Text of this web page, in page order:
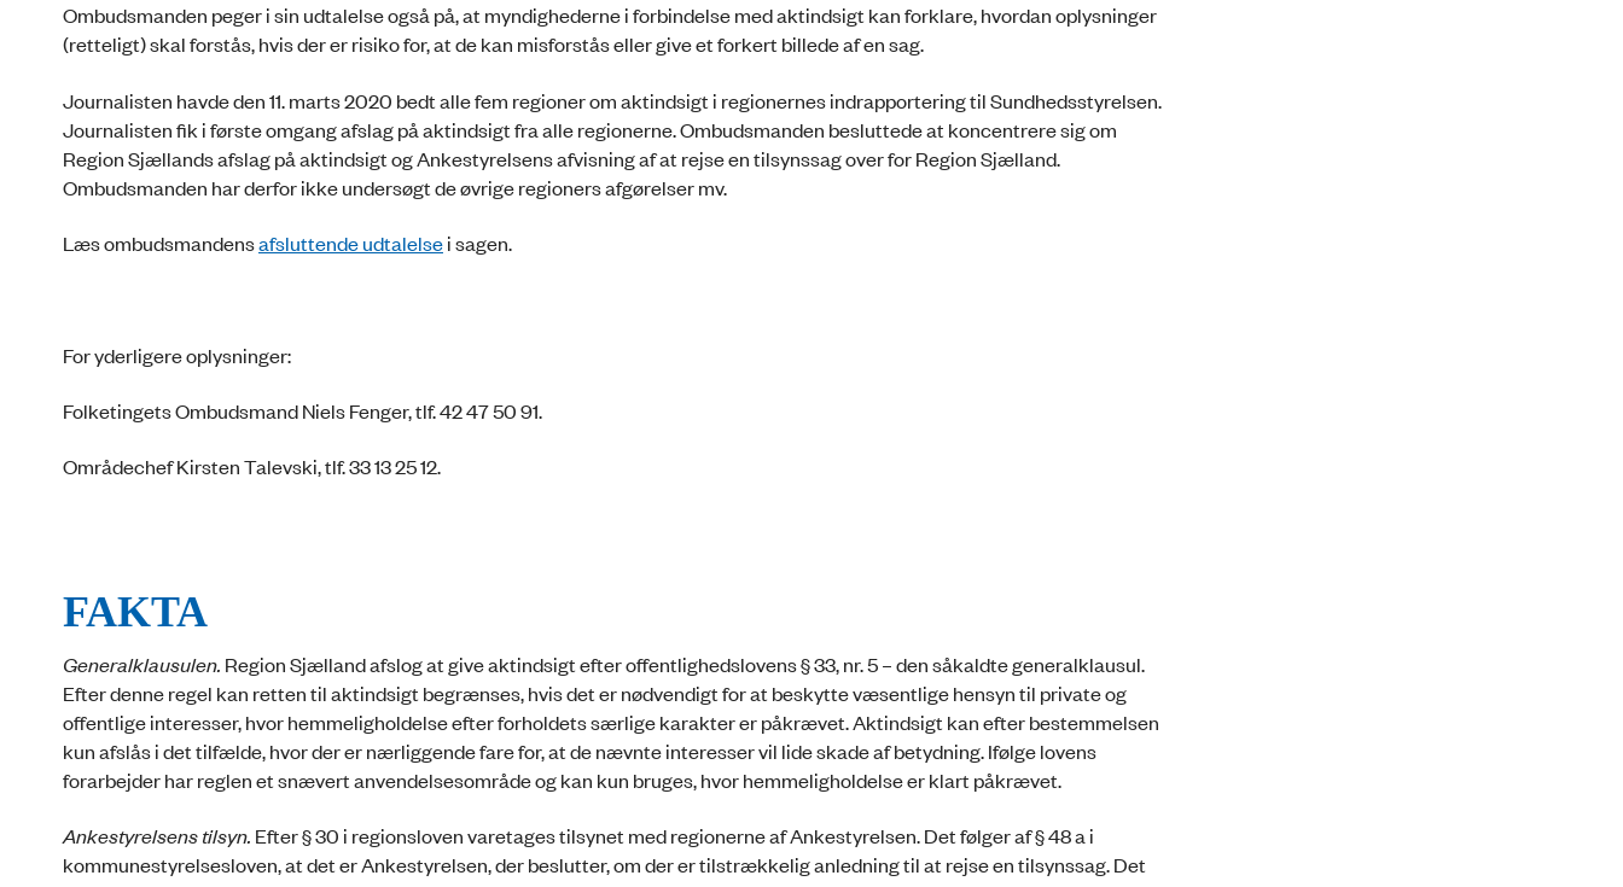
Ombudsmanden peger i sin udtalelse også på, at myndighederne i forbindelse med aktindsigt kan forklare, hvordan oplysninger
(retteligt) skal forstås, hvis der er risiko for, at de kan misforstås eller give et forkert billede af en sag.
Journalisten havde den 11. marts 2020 bedt alle fem regioner om aktindsigt i regionernes indrapportering til Sundhedsstyrelsen.
Journalisten fik i første omgang afslag på aktindsigt fra alle regionerne. Ombudsmanden besluttede at koncentrere sig om
Region Sjællands afslag på aktindsigt og Ankestyrelsens afvisning af at rejse en tilsynssag over for Region Sjælland.
Ombudsmanden har derfor ikke undersøgt de øvrige regioners afgørelser mv.
Læs ombudsmandensafsluttende udtalelsei sagen.
For yderligere oplysninger:
Folketingets Ombudsmand Niels Fenger, tlf. 42 47 50 91.
Områdechef Kirsten Talevski, tlf. 33 13 25 12.
FAKTA
Generalklausulen. Region Sjælland afslog at give aktindsigt efter offentlighedslovens § 33, nr. 5 – den såkaldte generalklausul.
Efter denne regel kan retten til aktindsigt begrænses, hvis det er nødvendigt for at beskytte væsentlige hensyn til private og
offentlige interesser, hvor hemmeligholdelse efter forholdets særlige karakter er påkrævet. Aktindsigt kan efter bestemmelsen
kun afslås i det tilfælde, hvor der er nærliggende fare for, at de nævnte interesser vil lide skade af betydning. Ifølge lovens
forarbejder har reglen et snævert anvendelsesområde og kan kun bruges, hvor hemmeligholdelse er klart påkrævet.
Ankestyrelsens tilsyn. Efter § 30 i regionsloven varetages tilsynet med regionerne af Ankestyrelsen. Det følger af § 48 a i
kommunestyrelsesloven, at det er Ankestyrelsen, der beslutter, om der er tilstrækkelig anledning til at rejse en tilsynssag. Det